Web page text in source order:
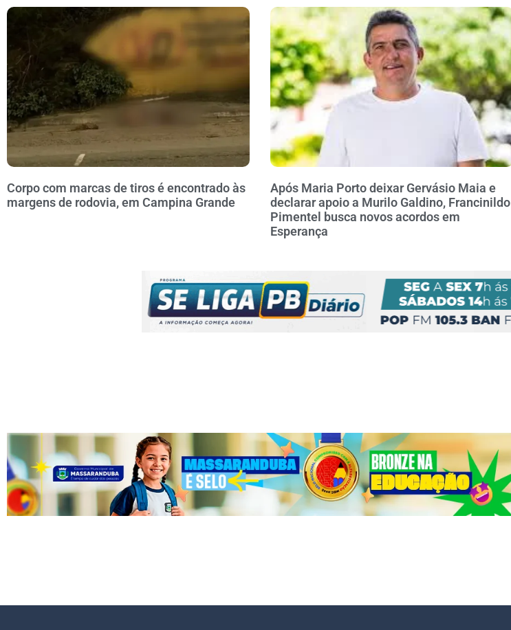
Corpo com marcas de tiros é encontrado às
margens de rodovia, em Campina Grande
Após Maria Porto deixar Gervásio Maia e
declarar apoio a Murilo Galdino, Francinildo
Pimentel busca novos acordos em
Esperança